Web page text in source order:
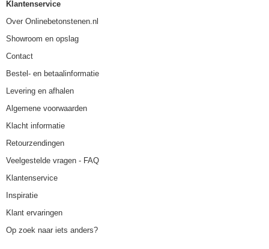
Klantenservice
Over Onlinebetonstenen.nl
Showroom en opslag
Contact
Bestel- en betaalinformatie
Levering en afhalen
Algemene voorwaarden
Klacht informatie
Retourzendingen
Veelgestelde vragen - FAQ
Klantenservice
Inspiratie
Klant ervaringen
Op zoek naar iets anders?